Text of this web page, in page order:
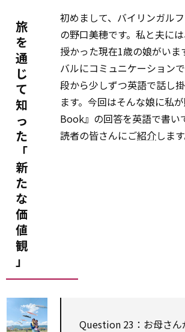
旅
を
通
じ
て
知
っ
た
「
新
た
な
価
値
観
」
初めまして、バイリンガル
の野口美穂です。私と夫に
授かった現在1歳の娘がいま
バルにコミュニケーション
段から少しずつ英語で話し
ます。今回はそんな娘に私
Book』の回答を英語で書い
読者の皆さんにご紹介します
Question 23：お母さん